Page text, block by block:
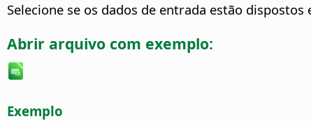
Selecione se os dados de entrada estão dispostos
Abrir arquivo com exemplo:
Exemplo